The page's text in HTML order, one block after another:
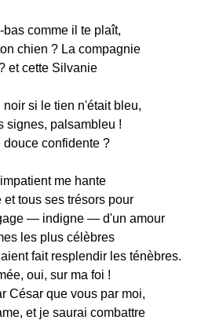
comme il te plaît,
chien ? La compagnie
et cette Silvanie
si le tien n'était bleu,
signes, palsambleu !
douce confidente ?
me hante
tous ses trésors pour
— indigne — d'un amour
les plus célèbres
fait resplendir les ténèbres.
oui, sur ma foi !
César que vous par moi,
et je saurai combattre